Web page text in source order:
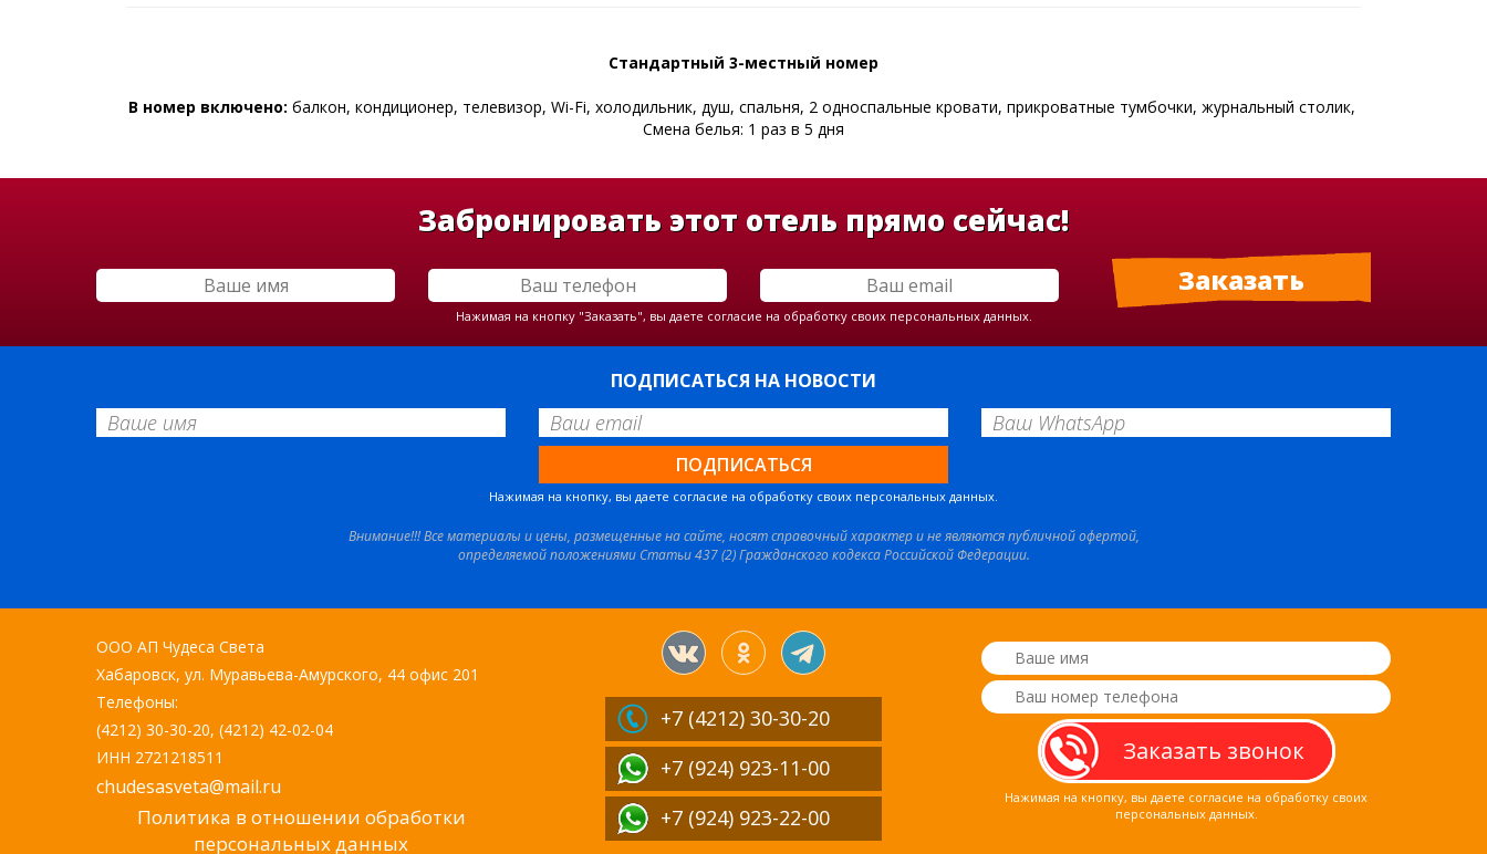
Стандартный 3-местный номер
В номер включено: балкон, кондиционер, телевизор, Wi-Fi, холодильник, душ, спальня, 2 односпальные кровати, прикроватные тумбочки, журнальный столик,
Смена белья: 1 раз в 5 дня
Забронировать этот отель прямо сейчас!
Нажимая на кнопку "Заказать", вы даете согласие на обработку своих персональных данных.
ПОДПИСАТЬСЯ НА НОВОСТИ
Нажимая на кнопку, вы даете согласие на обработку своих персональных данных.
Внимание!!! Все материалы и цены, размещенные на сайте, носят справочный характер и не являются публичной офертой,
определяемой положениями Статьи 437 (2) Гражданского кодекса Российской Федерации.
ООО АП Чудеса Света
Хабаровск, ул. Муравьева-Амурского, 44 офис 201
Телефоны:
(4212) 30-30-20, (4212) 42-02-04
ИНН 2721218511
chudesasveta@mail.ru
Политика в отношении обработки
персональных данных
+7 (4212) 30-30-20
+7 (924) 923-11-00
+7 (924) 923-22-00
Нажимая на кнопку, вы даете согласие на обработку своих
персональных данных.